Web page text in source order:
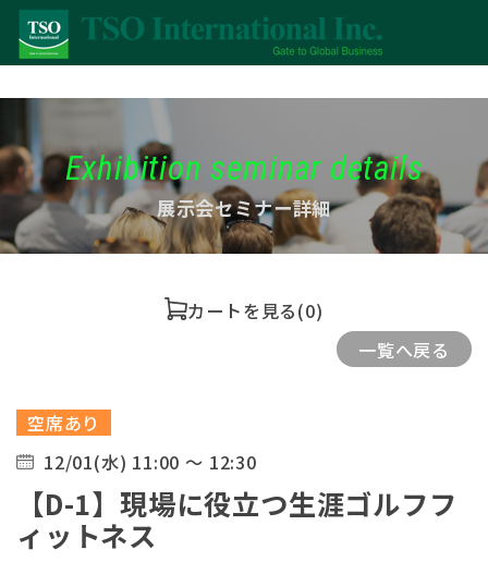
Exhibition seminar details
展示会セミナー詳細
カートを見る(0)
一覧へ戻る
空席あり
12/01(水) 11:00 ～ 12:30
【D-1】現場に役立つ生涯ゴルフフ
ィットネス